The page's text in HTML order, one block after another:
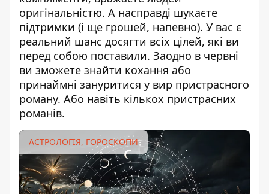
оригінальністю. А насправді шукаєте
підтримки (і ще грошей, напевно). У вас є
реальний шанс досягти всіх цілей, які ви
перед собою поставили. Заодно в червні
ви зможете знайти кохання або
принаймні зануритися у вир пристрасного
роману. Або навіть кількох пристрасних
романів.
АСТРОЛОГІЯ, ГОРОСКОПИ